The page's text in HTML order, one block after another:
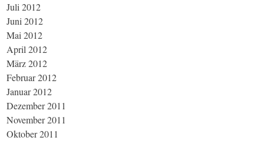
Juli 2012
Juni 2012
Mai 2012
April 2012
März 2012
Februar 2012
Januar 2012
Dezember 2011
November 2011
Oktober 2011